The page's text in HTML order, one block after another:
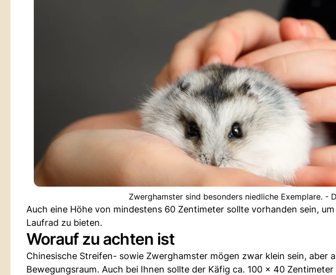
Zwerghamster sind besonders niedliche Exemplare. -
Auch eine Höhe von mindestens 60 Zentimeter sollte vorhanden sein,
Laufrad zu bieten.
Worauf zu achten ist
Chinesische Streifen- sowie Zwerghamster mögen zwar klein sein, aber
Bewegungsraum. Auch bei Ihnen sollte der Käfig ca. 100 x 40